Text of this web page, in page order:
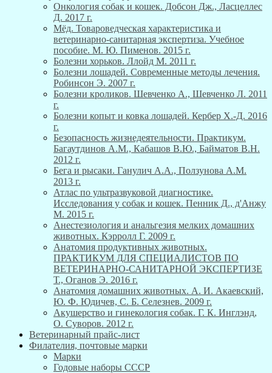
Онкология собак и кошек. Добсон Дж., Ласцеллес
Д. 2017 г.
Мёд. Товароведческая характеристика и
ветеринарно-санитарная экспертиза. Учебное
пособие. М. Ю. Пименов. 2015 г.
Болезни хорьков. Ллойд М. 2011 г.
Болезни лошадей. Современные методы лечения.
Робинсон Э. 2007 г.
Болезни кроликов. Шевченко А., Шевченко Л. 2011
г.
Болезни копыт и ковка лошадей. Кербер Х.-Д. 2016
г.
Безопасность жизнедеятельности. Практикум.
Багаутдинов А.М., Кабашов В.Ю., Байматов В.Н.
2012 г.
Бега и рысаки. Ганулич А.А., Ползунова А.М.
2013 г.
Атлас по ультразвуковой диагностике.
Исследования у собак и кошек. Пенник Д., д'Анжу
М. 2015 г.
Анестезиология и анальгезия мелких домашних
животных. Кэрролл Г. 2009 г.
Анатомия продуктивных животных.
ПРАКТИКУМ ДЛЯ СПЕЦИАЛИСТОВ ПО
ВЕТЕРИНАРНО-САНИТАРНОЙ ЭКСПЕРТИЗЕ
Т., Оганов Э. 2016 г.
Анатомия домашних животных. А. И. Акаевский,
Ю. Ф. Юдичев, С. Б. Селезнев. 2009 г.
Акушерство и гинекология собак. Г. К. Инглэнд,
О. Суворов. 2012 г.
Ветеринарный прайс-лист
Филателия, почтовые марки
Марки
Годовые наборы СССР